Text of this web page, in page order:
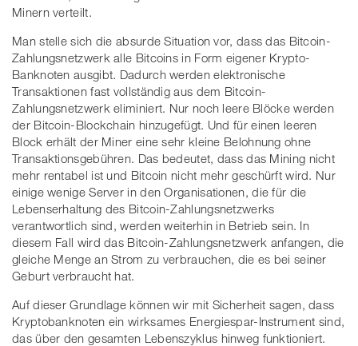
Minern verteilt.
Man stelle sich die absurde Situation vor, dass das Bitcoin-
Zahlungsnetzwerk alle Bitcoins in Form eigener Krypto-
Banknoten ausgibt. Dadurch werden elektronische
Transaktionen fast vollständig aus dem Bitcoin-
Zahlungsnetzwerk eliminiert. Nur noch leere Blöcke werden
der Bitcoin-Blockchain hinzugefügt. Und für einen leeren
Block erhält der Miner eine sehr kleine Belohnung ohne
Transaktionsgebühren. Das bedeutet, dass das Mining nicht
mehr rentabel ist und Bitcoin nicht mehr geschürft wird. Nur
einige wenige Server in den Organisationen, die für die
Lebenserhaltung des Bitcoin-Zahlungsnetzwerks
verantwortlich sind, werden weiterhin in Betrieb sein. In
diesem Fall wird das Bitcoin-Zahlungsnetzwerk anfangen, die
gleiche Menge an Strom zu verbrauchen, die es bei seiner
Geburt verbraucht hat.
Auf dieser Grundlage können wir mit Sicherheit sagen, dass
Kryptobanknoten ein wirksames Energiespar-Instrument sind,
das über den gesamten Lebenszyklus hinweg funktioniert.